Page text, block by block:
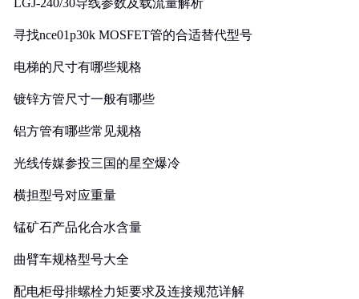
LGJ-240/30导线参数及载流量解析
寻找nce01p30k MOSFET管的合适替代型号
电梯的尺寸有哪些规格
镀锌方管尺寸一般有哪些
铝方管有哪些常见规格
光线传媒参投三国的星空爆冷
横担型号对应重量
锰矿石产品化合水含量
曲臂车规格型号大全
配电柜母排螺栓力矩要求及连接规范详解